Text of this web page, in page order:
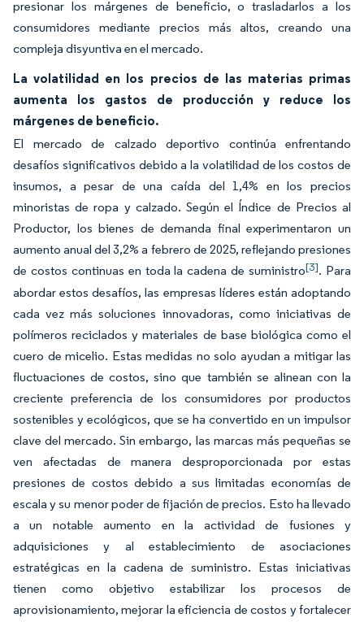
presionar los márgenes de beneficio, o trasladarlos a los
consumidores mediante precios más altos, creando una
compleja disyuntiva en el mercado.
La volatilidad en los precios de las materias primas
aumenta los gastos de producción y reduce los
márgenes de beneficio.
El mercado de calzado deportivo continúa enfrentando
desafíos significativos debido a la volatilidad de los costos de
insumos, a pesar de una caída del 1,4% en los precios
minoristas de ropa y calzado. Según el Índice de Precios al
Productor, los bienes de demanda final experimentaron un
aumento anual del 3,2% a febrero de 2025, reflejando presiones
de costos continuas en toda la cadena de suministro[3]. Para
abordar estos desafíos, las empresas líderes están adoptando
cada vez más soluciones innovadoras, como iniciativas de
polímeros reciclados y materiales de base biológica como el
cuero de micelio. Estas medidas no solo ayudan a mitigar las
fluctuaciones de costos, sino que también se alinean con la
creciente preferencia de los consumidores por productos
sostenibles y ecológicos, que se ha convertido en un impulsor
clave del mercado. Sin embargo, las marcas más pequeñas se
ven afectadas de manera desproporcionada por estas
presiones de costos debido a sus limitadas economías de
escala y su menor poder de fijación de precios. Esto ha llevado
a un notable aumento en la actividad de fusiones y
adquisiciones y al establecimiento de asociaciones
estratégicas en la cadena de suministro. Estas iniciativas
tienen como objetivo estabilizar los procesos de
aprovisionamiento, mejorar la eficiencia de costos y fortalecer